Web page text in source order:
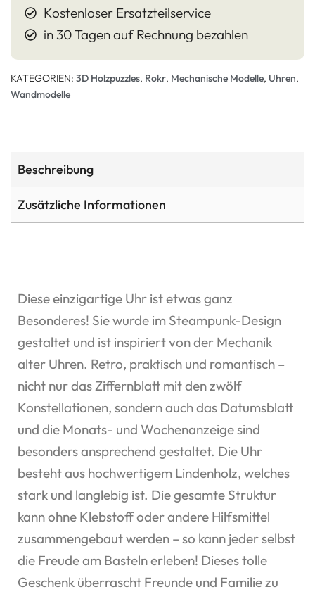
Kostenloser Ersatzteilservice
in 30 Tagen auf Rechnung bezahlen
KATEGORIEN: 3D Holzpuzzles, Rokr, Mechanische Modelle, Uhren,
Wandmodelle
Beschreibung
Zusätzliche Informationen
Diese einzigartige Uhr ist etwas ganz
Besonderes! Sie wurde im Steampunk-Design
gestaltet und ist inspiriert von der Mechanik
alter Uhren. Retro, praktisch und romantisch –
nicht nur das Ziffernblatt mit den zwölf
Konstellationen, sondern auch das Datumsblatt
und die Monats- und Wochenanzeige sind
besonders ansprechend gestaltet. Die Uhr
besteht aus hochwertigem Lindenholz, welches
stark und langlebig ist. Die gesamte Struktur
kann ohne Klebstoff oder andere Hilfsmittel
zusammengebaut werden – so kann jeder selbst
die Freude am Basteln erleben! Dieses tolle
Geschenk überrascht Freunde und Familie zu